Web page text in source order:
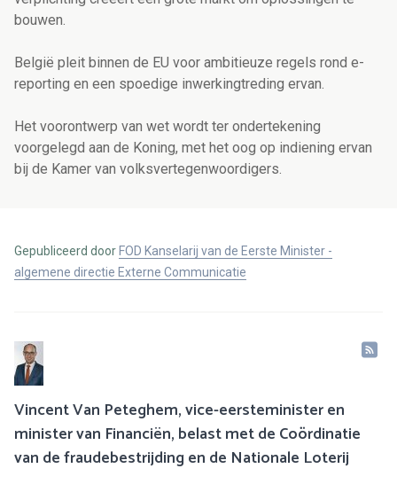
bouwen.
België pleit binnen de EU voor ambitieuze regels rond e-
reporting en een spoedige inwerkingtreding ervan.
Het voorontwerp van wet wordt ter ondertekening
voorgelegd aan de Koning, met het oog op indiening ervan
bij de Kamer van volksvertegenwoordigers.
Gepubliceerd door FOD Kanselarij van de Eerste Minister -
algemene directie Externe Communicatie
Vincent Van Peteghem, vice-eersteminister en
minister van Financiën, belast met de Coördinatie
van de fraudebestrijding en de Nationale Loterij